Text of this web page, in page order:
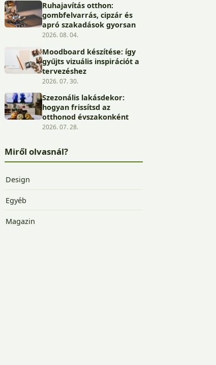
Ruhajavítás otthon:
gombfelvarrás, cipzár és
apró szakadások gyorsan
2026. 08. 04.
Moodboard készítése: így
gyűjts vizuális inspirációt a
tervezéshez
2026. 07. 30.
Szezonális lakásdekor:
hogyan frissítsd az
otthonod évszakonként
2026. 07. 28.
Miről olvasnál?
Design
Egyéb
Magazin